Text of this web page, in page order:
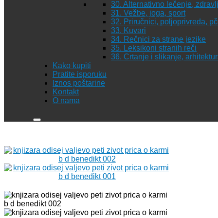
30. Alternativno lečenje,
31. Vežbe, joga, sport
32. Priručnici, poljoprivreda,
33. Kuvari
34. Rečnici za strane jezike
35. Leksikoni stranih reči
36. Crtanje i slikanje,
Kako kupiti
Pratite isporuku
Iznos poštarine
Kontakt
O nama